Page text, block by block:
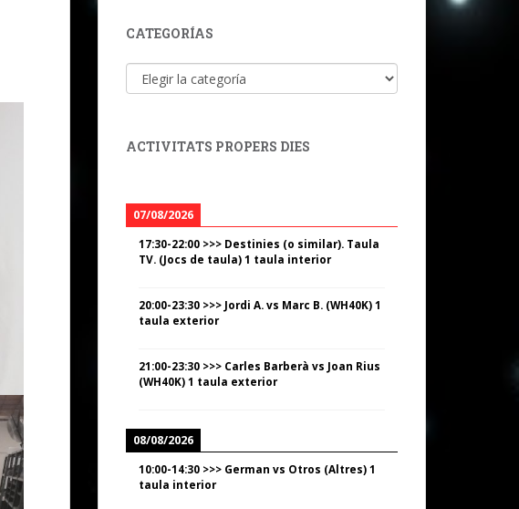
CATEGORÍAS
Categorías
ACTIVITATS PROPERS DIES
07/08/2026
17:30-22:00 >>> Destinies (o similar). Taula
TV. (Jocs de taula) 1 taula interior
20:00-23:30 >>> Jordi A. vs Marc B. (WH40K) 1
taula exterior
21:00-23:30 >>> Carles Barberà vs Joan Rius
(WH40K) 1 taula exterior
08/08/2026
10:00-14:30 >>> German vs Otros (Altres) 1
taula interior